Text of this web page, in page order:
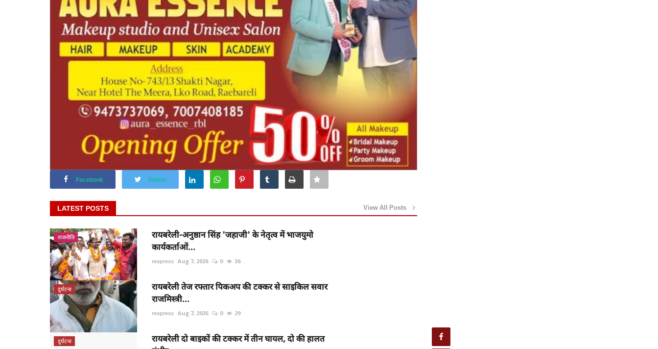
Facebook Twitter
LATEST POSTS View All Posts
राजनीति
रायबरेली-अनुष्ठान सिंह 'जहाजी' के नेतृत्व में भाजयुमो
कार्यकर्ताओं...
rexpress Aug 7, 2026 0 36
दुर्घटना
रायबरेली तेज रफ्तार पिकअप की टक्कर से साइकिल सवार
राजमिस्त्री...
rexpress Aug 7, 2026 0 29
दुर्घटना
रायबरेली दो बाइकों की टक्कर में तीन घायल, दो की हालत